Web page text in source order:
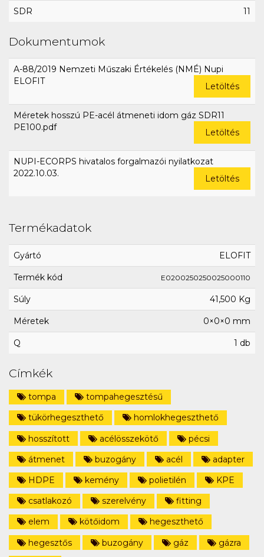
SDR 11
Dokumentumok
A-88/2019 Nemzeti Műszaki Értékelés (NMÉ) Nupi
ELOFIT
Letöltés
Méretek hosszú PE-acél átmeneti idom gáz SDR11
PE100.pdf
Letöltés
NUPI-ECORPS hivatalos forgalmazói nyilatkozat
2022.10.03.
Letöltés
Termékadatok
Gyártó ELOFIT
Termék kód E0200250250025000110
Súly 41,500 Kg
Méretek 0×0×0 mm
Q 1 db
Címkék
tompa
tompahegesztésű
tükörhegeszthető
homlokhegeszthető
hosszított
acélösszekötő
pécsi
átmenet
buzogány acél
adapter
HDPE
kemény polietilén
KPE
csatlakozó
szerelvény
fitting
elem
kötőidom
hegeszthető
hegesztős
buzogány gáz
gázra